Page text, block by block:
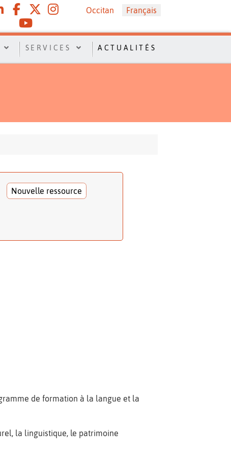
Sélectionnez votre langue
Occitan Français
SERVICES ACTUALITÉS
Nouvelle ressource
de formation à la langue et la
la linguistique, le patrimoine